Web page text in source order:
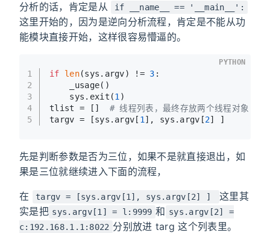
分析的话，肯定是从 if __name__ == '__main__':
这里开始的，因为是逆向分析流程，肯定是不能从功
能模块直接开始，这样很容易懵逼的。
1
2
3
4
5
if len(sys.argv) != 3 :
    _usage()
    sys.exit(
1 )
tlist = [] # 线程列表，最终存放两个线程对象
targv = [sys.argv[ 1 ], sys.argv[2] ]
PYTHON
先是判断参数是否为三位，如果不是就直接退出，如
果是三位就继续进入下面的流程，
在 targv = [sys.argv[1], sys.argv[2] ]
这里其
实是把 sys.argv[1] = l:9999 和 sys.argv[2] =
c:192.168.1.1:8022 分别放进 targ 这个列表里。